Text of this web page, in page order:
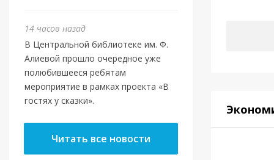
14 часов назад
В Центральной библиотеке им. Ф.
Алиевой прошло очередное уже
полюбившееся ребятам
мероприятие в рамках проекта «В
гостях у сказки».
Читать все новости